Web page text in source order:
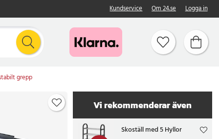
Kundservice Om 24.se Logga in
grepp
Vi rekommenderar även
Skoställ med 5 Hyllor